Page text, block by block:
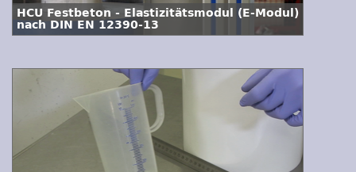
HCU Festbeton - Elastizitätsmodul (E-Modul)
nach DIN EN 12390-13